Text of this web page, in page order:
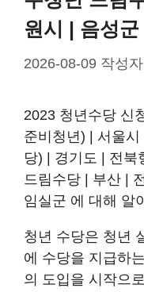
원시 | 음성
2026-08-09 작성
2023 청년수당 신
준비청년) | 서울
당) | 경기도 | 전북
드림수당 | 부산 |
임실군 에 대해 알
청년 수당은 청년
에 수당을 지급하
의 도입을 시작으